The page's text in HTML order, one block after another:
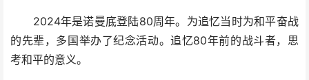
2024年是诺曼底登陆80周年。为追忆当时为和平奋战
的先辈，多国举办了纪念活动。追忆80年前的战斗者，思
考和平的意义。